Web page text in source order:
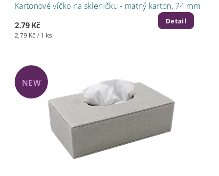
Kartonové víčko na skleničku - matný karton, 74 mm
2.79 Kč
2,79 Kč / 1 ks
Detail
NEW